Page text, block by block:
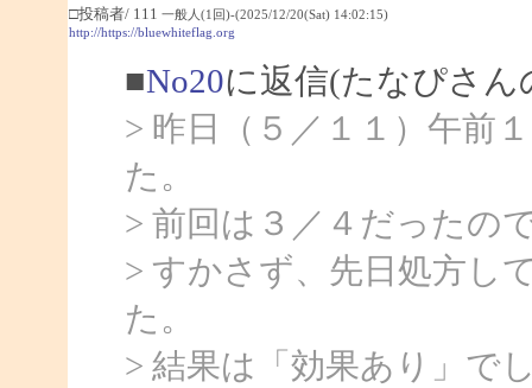
□投稿者/ 111 一般人(1回)-(2025/12/20(Sat) 14:02:15)
http://https://bluewhiteflag.org
■No20に返信(たなぴさん
> 昨日（５／１１）午前
た。
> 前回は３／４だったの
> すかさず、先日処方し
た。
> 結果は「効果あり」で